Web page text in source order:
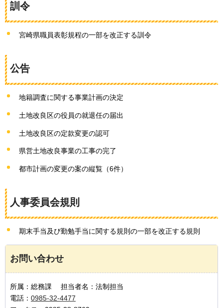
訓令
宮崎県職員表彰規程の一部を改正する訓令
公告
地籍調査に関する事業計画の決定
土地改良区の役員の就退任の届出
土地改良区の定款変更の認可
県営土地改良事業の工事の完了
都市計画の変更の案の縦覧（6件）
人事委員会規則
期末手当及び勤勉手当に関する規則の一部を改正する規則
お問い合わせ
所属：総務課 担当者名：法制担当
電話： 0985-32-4477